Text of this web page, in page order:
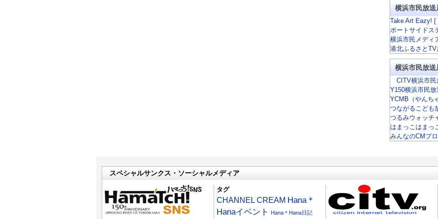
横浜市民放
Take Art Eazy! [
ポートサイドス
横浜市民メディ
港北ふるさとTV
横浜市民放送
CITV横浜市民
Y150横浜市民放
YCMB（やんち
つながるこども
つるみウォッチ
はまっこはまっ
みんなのCMプ
スペシャルサンクス・ソーシャルメディア
タグ
CHANNEL CREAM Hana＊
Hanaイベント
Hana＊Hana日記